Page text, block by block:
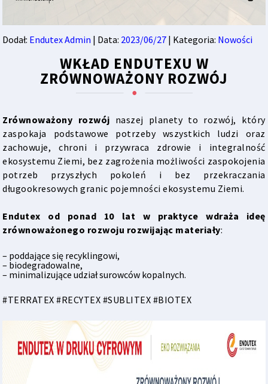
Dodał: Endutex Admin | Data: 2023/06/27 | Kategoria: Nowości
WKŁAD ENDUTEXU W
ZRÓWNOWAŻONY ROZWÓJ
Zrównoważony rozwój naszej planety to rozwój, który
zaspokaja podstawowe potrzeby wszystkich ludzi oraz
zachowuje, chroni i przywraca zdrowie i integralność
ekosystemu Ziemi, bez zagrożenia możliwości zaspokojenia
potrzeb przyszłych pokoleń i bez przekraczania
długookresowych granic pojemności ekosystemu Ziemi.
Endutex od ponad 10 lat w praktyce wdraża ideę
zrównoważonego rozwoju rozwijając materiały:
– poddające się recyklingowi,
– biodegradowalne,
– minimalizujące udział surowców kopalnych.
#TERRATEX #RECYTEX #SUBLITEX #BIOTEX